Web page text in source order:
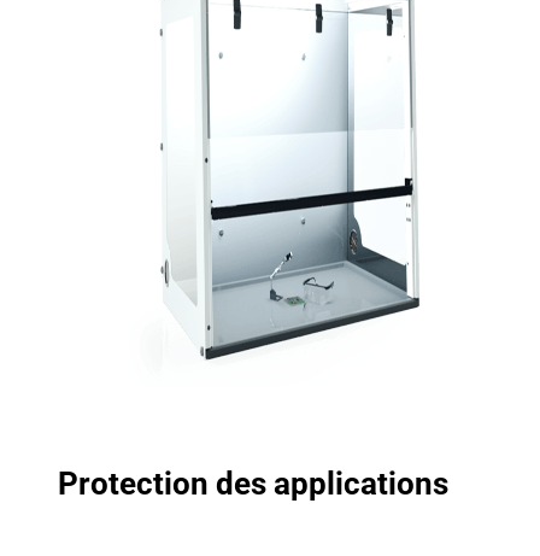
Protection des applications